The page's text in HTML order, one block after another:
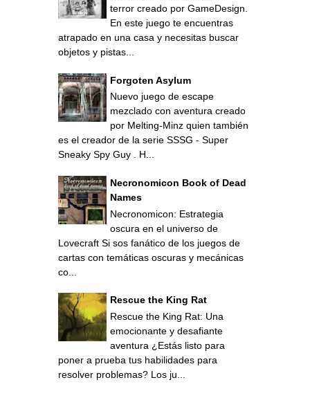
terror creado por GameDesign.
En este juego te encuentras
atrapado en una casa y necesitas buscar
objetos y pistas...
Forgoten Asylum
Nuevo juego de escape
mezclado con aventura creado
por Melting-Minz quien también
es el creador de la serie SSSG - Super
Sneaky Spy Guy . H...
Necronomicon Book of Dead
Names
Necronomicon: Estrategia
oscura en el universo de
Lovecraft Si sos fanático de los juegos de
cartas con temáticas oscuras y mecánicas
co...
Rescue the King Rat
Rescue the King Rat: Una
emocionante y desafiante
aventura ¿Estás listo para
poner a prueba tus habilidades para
resolver problemas? Los ju...